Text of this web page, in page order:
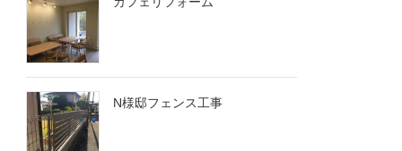
N様邸フェンス工事